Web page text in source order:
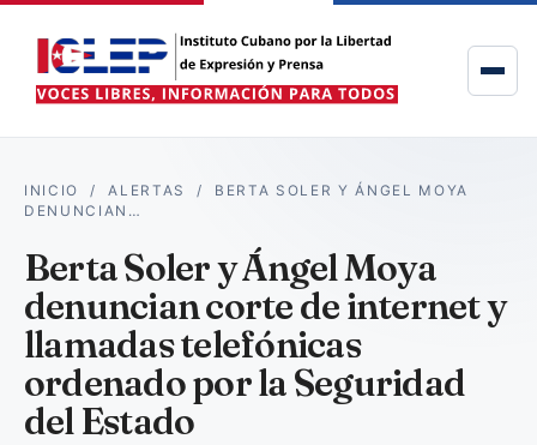
INICIO /ALERTAS / BERTA SOLER Y ÁNGEL MOYA
DENUNCIAN…
Berta Soler y Ángel Moya
denuncian corte de internet y
llamadas telefónicas
ordenado por la Seguridad
del Estado